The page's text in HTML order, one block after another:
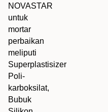
NOVASTAR
untuk
mortar
perbaikan
meliputi
Superplastisizer
Poli-
karboksilat,
Bubuk